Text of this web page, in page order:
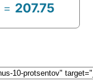
= 207.75